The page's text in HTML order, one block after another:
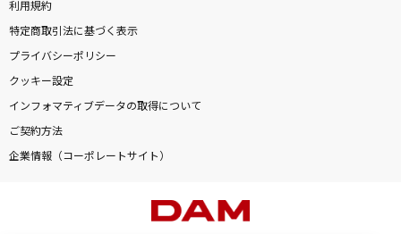
利用規約
特定商取引法に基づく表示
プライバシーポリシー
クッキー設定
インフォマティブデータの取得について
ご契約方法
企業情報（コーポレートサイト）